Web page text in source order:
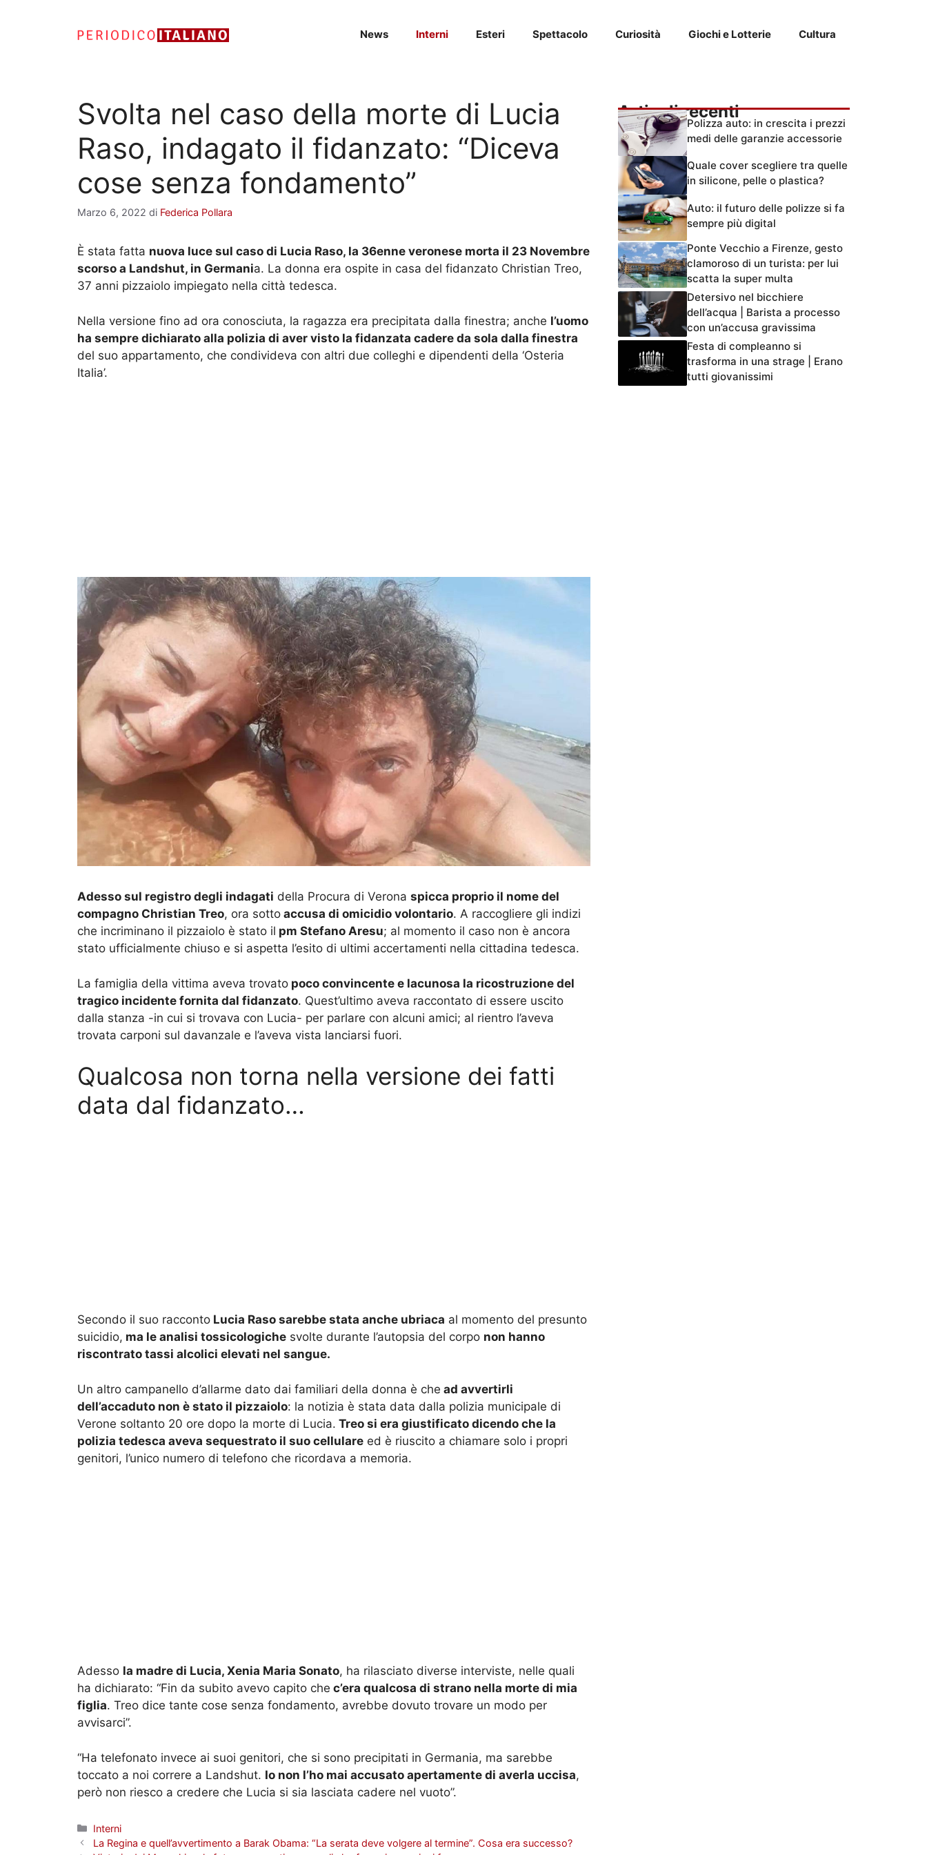
News Interni Esteri Spettacolo Curiosità Giochi e Lotterie Cultura
Svolta nel caso della morte di Lucia
Raso, indagato il fidanzato: “Diceva
cose senza fondamento”
Marzo 6, 2022 di Federica Pollara
È stata fatta nuova luce sul caso di Lucia Raso, la 36enne veronese morta il 23 Novembre
scorso a Landshut, in Germania. La donna era ospite in casa del fidanzato Christian Treo,
37 anni pizzaiolo impiegato nella città tedesca.
Nella versione fino ad ora conosciuta, la ragazza era precipitata dalla finestra; anche l’uomo
ha sempre dichiarato alla polizia di aver visto la fidanzata cadere da sola dalla finestra
del suo appartamento, che condivideva con altri due colleghi e dipendenti della ‘Osteria
Italia’.
Adesso sul registro degli indagati della Procura di Verona spicca proprio il nome del
compagno Christian Treo, ora sotto accusa di omicidio volontario. A raccogliere gli indizi
che incriminano il pizzaiolo è stato il pm Stefano Aresu; al momento il caso non è ancora
stato ufficialmente chiuso e si aspetta l’esito di ultimi accertamenti nella cittadina tedesca.
La famiglia della vittima aveva trovato poco convincente e lacunosa la ricostruzione del
tragico incidente fornita dal fidanzato. Quest’ultimo aveva raccontato di essere uscito
dalla stanza -in cui si trovava con Lucia- per parlare con alcuni amici; al rientro l’aveva
trovata carponi sul davanzale e l’aveva vista lanciarsi fuori.
Qualcosa non torna nella versione dei fatti
data dal fidanzato…
Secondo il suo racconto Lucia Raso sarebbe stata anche ubriaca al momento del presunto
suicidio, ma le analisi tossicologiche svolte durante l’autopsia del corpo non hanno
riscontrato tassi alcolici elevati nel sangue.
Un altro campanello d’allarme dato dai familiari della donna è che ad avvertirli
dell’accaduto non è stato il pizzaiolo: la notizia è stata data dalla polizia municipale di
Verone soltanto 20 ore dopo la morte di Lucia. Treo si era giustificato dicendo che la
polizia tedesca aveva sequestrato il suo cellulare ed è riuscito a chiamare solo i propri
genitori, l’unico numero di telefono che ricordava a memoria.
Adesso la madre di Lucia, Xenia Maria Sonato, ha rilasciato diverse interviste, nelle quali
ha dichiarato: “Fin da subito avevo capito che c’era qualcosa di strano nella morte di mia
figlia. Treo dice tante cose senza fondamento, avrebbe dovuto trovare un modo per
avvisarci”.
“Ha telefonato invece ai suoi genitori, che si sono precipitati in Germania, ma sarebbe
toccato a noi correre a Landshut. Io non l’ho mai accusato apertamente di averla uccisa,
però non riesco a credere che Lucia si sia lasciata cadere nel vuoto”.
Categorie
Interni
La Regina e quell’avvertimento a Barak Obama: “La serata deve volgere al termine”. Cosa era successo?
Articoli recenti
Polizza auto: in crescita i prezzi
medi delle garanzie accessorie
Quale cover scegliere tra quelle
in silicone, pelle o plastica?
Auto: il futuro delle polizze si fa
sempre più digital
Ponte Vecchio a Firenze, gesto
clamoroso di un turista: per lui
scatta la super multa
Detersivo nel bicchiere
dell’acqua | Barista a processo
con un’accusa gravissima
Festa di compleanno si
trasforma in una strage | Erano
tutti giovanissimi